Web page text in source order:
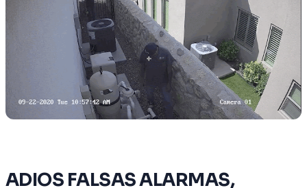
ADIOS FALSAS ALARMAS,